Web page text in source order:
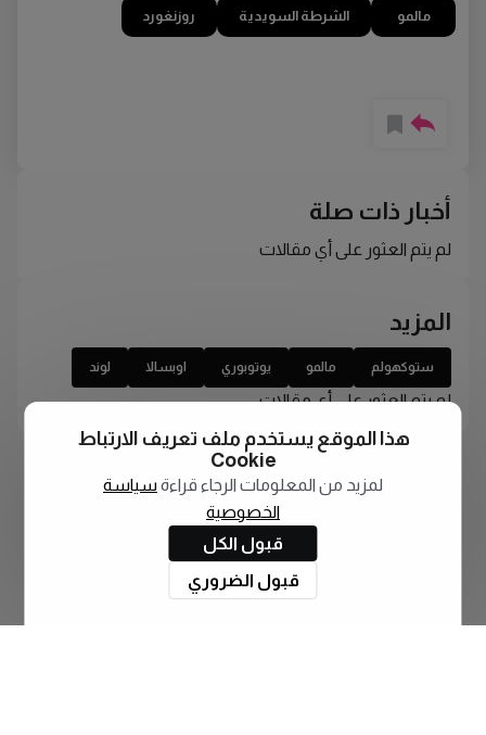
مالمو الشرطة السويدية روزنغورد
أخبار ذات صلة
لم يتم العثور على أي مقالات
المزيد
ستوكهولم مالمو يوتوبوري اوبسالا لوند
لم يتم العثور على أي مقالات
هذا الموقع يستخدم ملف تعريف الارتباط
Cookie
لمزيد من المعلومات الرجاء قراءة سياسة
الخصوصية
قبول الكل
قبول الضروري